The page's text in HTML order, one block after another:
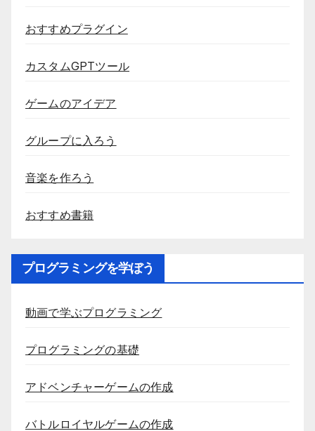
おすすめプラグイン
カスタムGPTツール
ゲームのアイデア
グループに入ろう
音楽を作ろう
おすすめ書籍
プログラミングを学ぼう
動画で学ぶプログラミング
プログラミングの基礎
アドベンチャーゲームの作成
バトルロイヤルゲームの作成